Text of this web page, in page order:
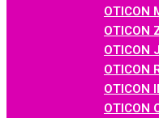
OTICON
OTICON
OTICON
OTICON
OTICON
OTICON